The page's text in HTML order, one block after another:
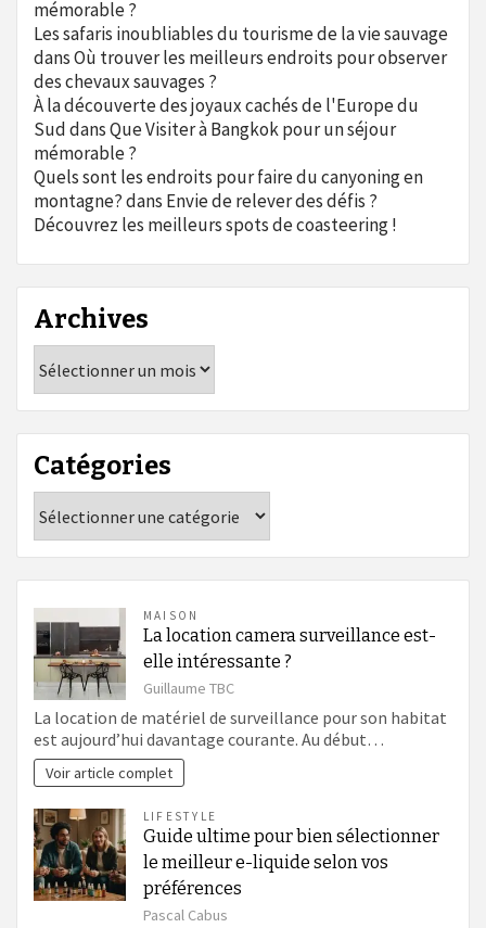
mémorable ?
Les safaris inoubliables du tourisme de la vie sauvage
dansOù trouver les meilleurs endroits pour observer
des chevaux sauvages ?
À la découverte des joyaux cachés de l'Europe du
SuddansQue Visiter à Bangkok pour un séjour
mémorable ?
Quels sont les endroits pour faire du canyoning en
montagne?dans Envie de relever des défis ?
Découvrez les meilleurs spots de coasteering !
Archives
Catégories
MAISON
La location camera surveillance est-
elle intéressante ?
Guillaume TBC
La location de matériel de surveillance pour son habitat
est aujourd’hui davantage courante. Au début…
Voir article complet
LIFESTYLE
Guide ultime pour bien sélectionner
le meilleur e-liquide selon vos
préférences
Pascal Cabus